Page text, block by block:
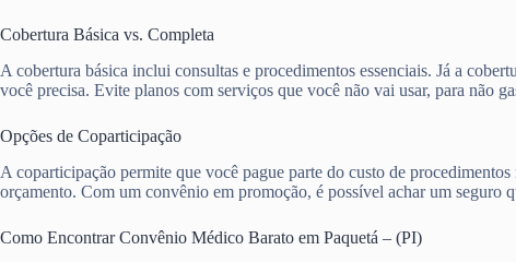
Cobertura Básica vs. Completa
A cobertura básica inclui consultas e procedimentos essenciais. Já a
você precisa. Evite planos com serviços que você não vai usar, para não
Opções de Coparticipação
A coparticipação permite que você pague parte do custo de
orçamento. Com um convênio em promoção, é possível achar um seguro
Como Encontrar Convênio Médico Barato em Paquetá – (PI)